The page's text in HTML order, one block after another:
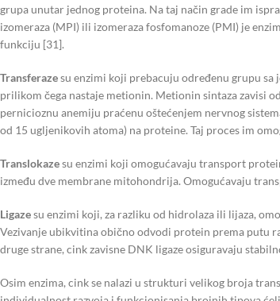
grupa unutar jednog proteina. Na taj način grade im
izomeraza (MPI) ili izomeraza fosfomanoze (PMI) je
funkciju [31].
Transferazesu enzimi koji prebacuju određenu grupu
prilikom čega nastaje metionin. Metionin sintaza zavisi
pernicioznu anemiju praćenu oštećenjem nervnog
od 15 ugljenikovih atoma) na proteine. Taj proces im
Translokazesu enzimi koji omogućavaju transport
između dve membrane mitohondrija. Omogućavaju
Ligazesu enzimi koji, za razliku od hidrolaza ili lijaza,
Vezivanje ubikvitina obično odvodi protein prema putu
druge strane, cink zavisne DNK ligaze osiguravaju
Osim enzima, cink se nalazi u strukturi velikog broja